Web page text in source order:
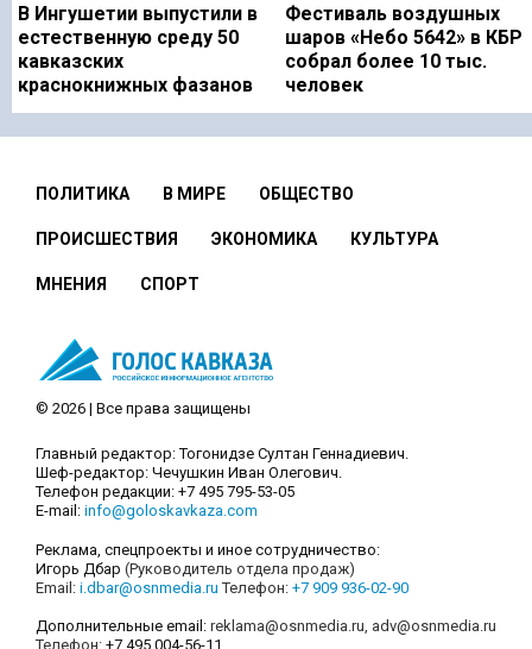
В Ингушетии выпустили в
естественную среду 50
кавказских
краснокнижных фазанов
Фестиваль воздушных
шаров «Небо 5642» в КБР
собрал более 10 тыс.
человек
ПОЛИТИКА В МИРЕ ОБЩЕСТВО
ПРОИСШЕСТВИЯ ЭКОНОМИКА КУЛЬТУРА
МНЕНИЯ СПОРТ
© 2026 | Все права защищены
Главный редактор: Тогонидзе Султан Геннадиевич.
Шеф-редактор: Чечушкин Иван Олегович.
Телефон редакции: +7 495 795-53-05
E-mail: info@goloskavkaza.com
Реклама, спецпроекты и иное сотрудничество:
Игорь Дбар (Руководитель отдела продаж)
Email: i.dbar@osnmedia.ru Телефон: +7 909 936-02-90
Дополнительные email: reklama@osnmedia.ru adv@osnmedia.ru
Телефон: +7 495 004-56-11